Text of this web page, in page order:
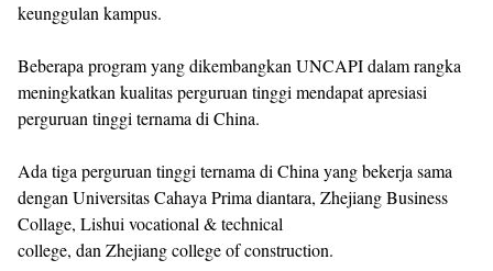
keunggulan kampus.
Beberapa program yang dikembangkan UNCAPI dalam rangka
meningkatkan kualitas perguruan tinggi mendapat apresiasi
perguruan tinggi ternama di China.
Ada tiga perguruan tinggi ternama di China yang bekerja sama
dengan Universitas Cahaya Prima diantara, Zhejiang Business
Collage, Lishui vocational & technical
college, dan Zhejiang college of construction.